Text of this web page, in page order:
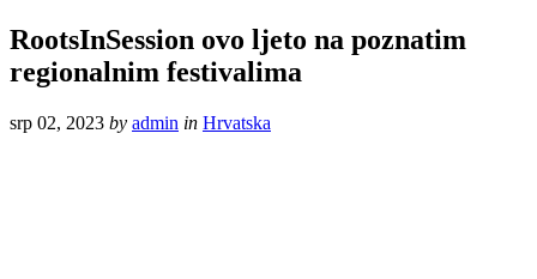
RootsInSession ovo ljeto na poznatim
regionalnim festivalima
srp 02, 2023 by admin in Hrvatska